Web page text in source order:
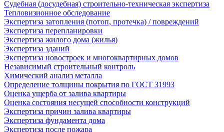
Судебная (досудебная) строительно-техническая экспертиза
Тепловизионное обследование
Экспертиза затопления (потоп, протечка) / повреждений
Экспертиза перепланировки
Экспертиза жилого дома (жилья)
Экспертиза зданий
Экспертиза новостроек и многоквартирных домов
Независимый строительный контроль
Химический анализ металла
Определение толщины покрытия по ГОСТ 31993
Оценка ущерба от залива квартиры
Оценка состояния несущей способности конструкций
Экспертиза причин залива квартиры
Экспертиза фундамента дома
Экспертиза после пожара